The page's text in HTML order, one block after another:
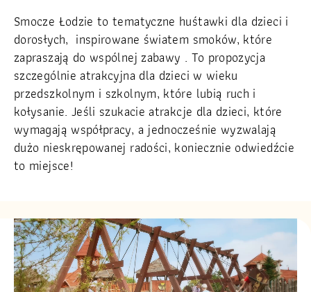
Smocze Łodzie to tematyczne huśtawki dla dzieci i
dorosłych, inspirowane światem smoków, które
zapraszają do wspólnej zabawy . To propozycja
szczególnie atrakcyjna dla dzieci w wieku
przedszkolnym i szkolnym, które lubią ruch i
kołysanie. Jeśli szukacie atrakcje dla dzieci, które
wymagają współpracy, a jednocześnie wyzwalają
dużo nieskrępowanej radości, koniecznie odwiedźcie
to miejsce!